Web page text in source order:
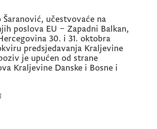
učestvovaće na
poslova EU – Zapadni Balkan,
30. i 31. oktobra
predsjedavanja Kraljevine
je upućen od strane
Kraljevine Danske i Bosne i